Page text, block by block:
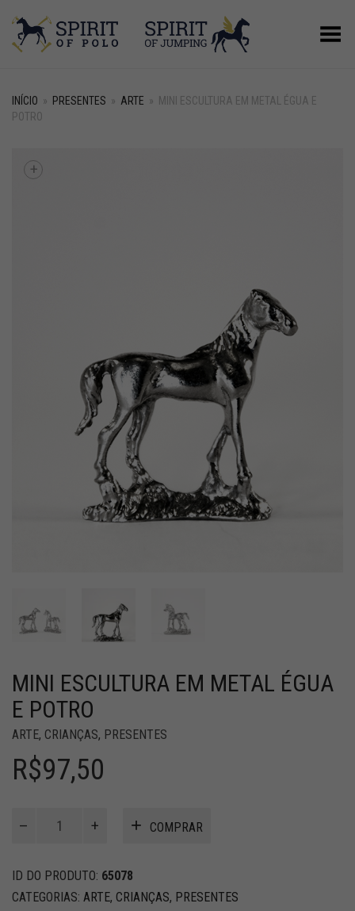
Alternar Menu
INÍCIO » PRESENTES » ARTE » MINI ESCULTURA EM METAL ÉGUA E
POTRO
+
MINI ESCULTURA EM METAL ÉGUA
E POTRO
ARTE, CRIANÇAS, PRESENTES
R$97,50
escultura
metal
Égua
e
COMPRAR
ID DO PRODUTO: 65078
CATEGORIAS: ARTE, CRIANÇAS, PRESENTES